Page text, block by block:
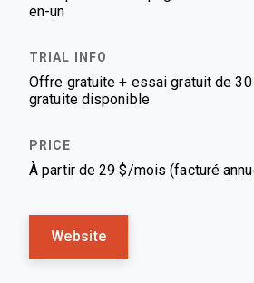
en-un
Offre gratuite + essai gratuit de
gratuite disponible
À partir de 29 $/mois (facturé
Website